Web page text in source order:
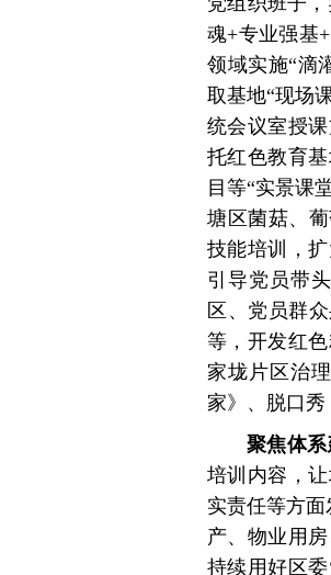
魂+专业强基
领域实施“滴
取基地“现场
统会议室授
托红色教育
目等“实景课
塘区菌菇、
技能培训，
引导党员带
区、党员群
等，开发红
家垅片区治
家》、脱口
聚焦体
培训内容，
实责任等方
产、物业用
持续用好区